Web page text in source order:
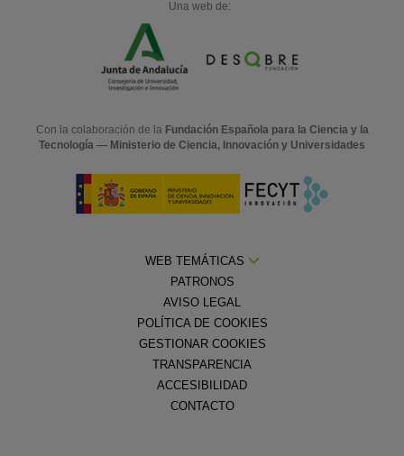
Una web de:
Con la colaboración de la Fundación Española para la Ciencia y la
Tecnología — Ministerio de Ciencia, Innovación y Universidades
WEB TEMÁTICAS
PATRONOS
AVISO LEGAL
POLÍTICA DE COOKIES
GESTIONAR COOKIES
TRANSPARENCIA
ACCESIBILIDAD
CONTACTO